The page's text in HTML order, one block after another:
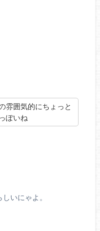
雰囲気的にちょっと
ぽいね
いにゃよ。